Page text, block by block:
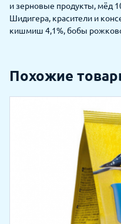
и зерновые продукты, мёд
Шидигера, красители и
кишмиш 4,1%, бобы
Похожие